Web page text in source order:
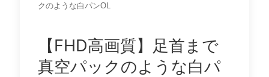
クのような白パンOL
【FHD高画質】足首まで
真空パックのような白パ